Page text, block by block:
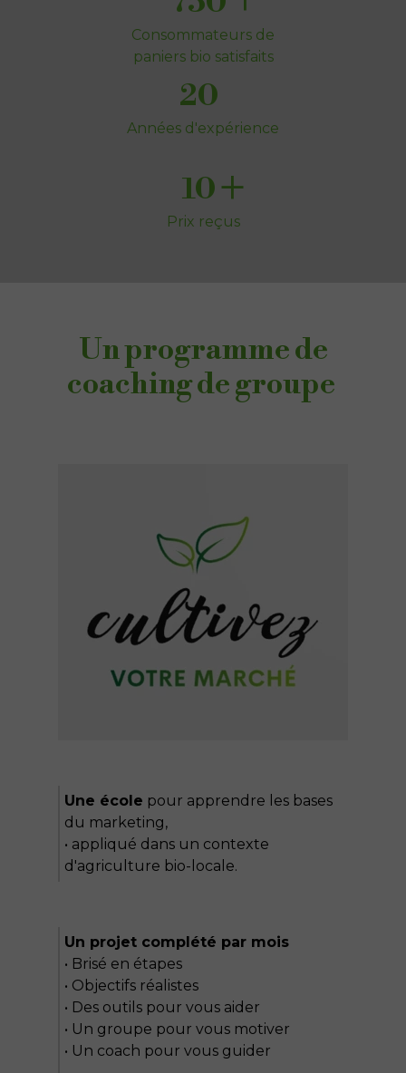
+
20
Années d'expérience
Consommateurs de
paniers bio satisfaits
10
Prix reçus
Un programme de
coaching de groupe
Une école pour apprendre les bases
du marketing,
• appliqué dans un contexte
d'agriculture bio-locale.
Un projet complété par mois
• Brisé en étapes
• Objectifs réalistes
• Des outils pour vous aider
• Un groupe pour vous motiver
• Un coach pour vous guider